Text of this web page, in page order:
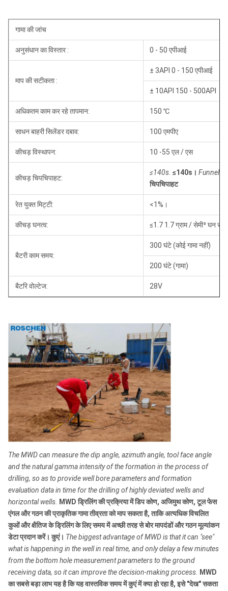
गामा की जांच
अनुसंधान का विस्तार : 0 - 50 एपीआई
माप की सटीकता :
± 3API 0 - 150 एपीआई
± 10API 150 - 500API
अधिकतम काम कर रहे तापमान: 150 ℃
साधन बाहरी सिलेंडर दबाव: 100 एमपीए
कीचड़ विस्थापन: 10 -55 एल / एस
कीचड़ चिपचिपाहट:
≤140s. ≤140s। Funnel
चिपचिपाहट
रेत युक्त मिट्टी: <1%।
कीचड़ घनत्व: ≤1.7 1.7 ग्राम / सेमी³ घन
बैटरी काम समय:
300 घंटे (कोई गामा नहीं)
200 घंटे (गामा)
बैटरि वोल्टेज: 28V
The MWD can measure the dip angle, azimuth angle, tool face angle
and the natural gamma intensity of the formation in the process of
drilling, so as to provide well bore parameters and formation
evaluation data in time for the drilling of highly deviated wells and
horizontal wells. MWD ड्रिलिंग की प्रक्रिया में डिप कोण, अजिमुथ कोण, टूल फेस
एंगल और गठन की प्राकृतिक गामा तीव्रता को माप सकता है, ताकि अत्यधिक विचलित
कुओं और क्षैतिज के ड्रिलिंग के लिए समय में अच्छी तरह से बोर मापदंडों और गठन मूल्यांकन
डेटा प्रदान करें। कुएं। The biggest advantage of MWD is that it can "see"
what is happening in the well in real time, and only delay a few minutes
from the bottom hole measurement parameters to the ground
receiving data, so it can improve the decision-making process. MWD
का सबसे बड़ा लाभ यह है कि यह वास्तविक समय में कुएं में क्या हो रहा है, इसे "देख" सकता